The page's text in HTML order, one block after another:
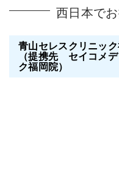
西日本で
青山セレスクリニッ
（提携先 セイコメ
ク福岡院）